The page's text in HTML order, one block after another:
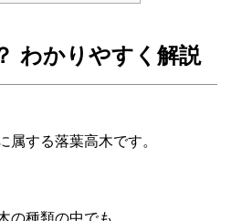
わかりやすく解説
属する落葉高木です。
の種類の中でも